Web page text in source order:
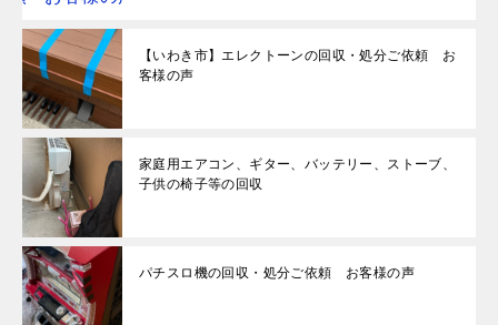
【いわき市】エレクトーンの回収・処分ご依頼 お
客様の声
家庭用エアコン、ギター、バッテリー、ストーブ、
子供の椅子等の回収
パチスロ機の回収・処分ご依頼 お客様の声